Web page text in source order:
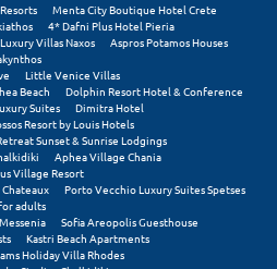
Menta City Boutique Hotel Crete
4* Dafni Plus Hotel Pieria
Villas Naxos
Aspros Potamos Houses
Little Venice Villas
Beach
Dolphin Resort Hotel & Conference
Suites
Dimitra Hotel
Resort by Louis Hotels
Sunset & Sunrise Lodgings
Aphea Village Chania
Village Resort
Porto Vecchio Luxury Suites Spetses
adults
Sofia Areopolis Guesthouse
Kastri Beach Apartments
Holiday Villa Rhodes